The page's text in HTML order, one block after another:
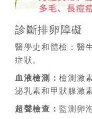
診斷排卵障礙
醫學史和體檢：醫
症狀。
血液檢測：檢測激
泌乳素和甲狀腺激
超聲檢查： 監測卵